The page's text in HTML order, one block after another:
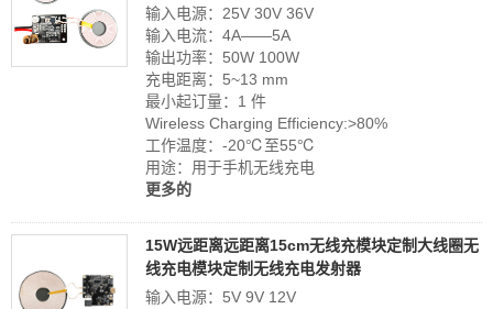
输入电源：25V 30V 36V
输入电流：4A——5A
输出功率：50W 100W
充电距离：5~13 mm
最小起订量：1 件
Wireless Charging Efficiency:>80%
工作温度：-20℃至55℃
用途：用于手机无线充电
更多的
15W远距离远距离15cm无线充模块定制大线圈无
线充电模块定制无线充电发射器
输入电源：5V 9V 12V